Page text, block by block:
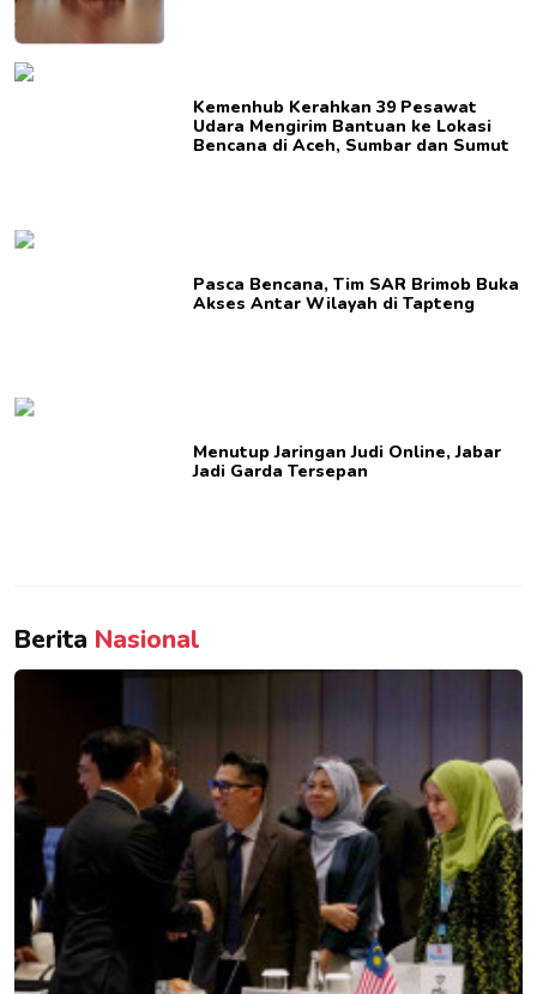
Kemenhub Kerahkan 39 Pesawat
Udara Mengirim Bantuan ke Lokasi
Bencana di Aceh, Sumbar dan Sumut
Pasca Bencana, Tim SAR Brimob Buka
Akses Antar Wilayah di Tapteng
Menutup Jaringan Judi Online, Jabar
Jadi Garda Tersepan
Berita Nasional